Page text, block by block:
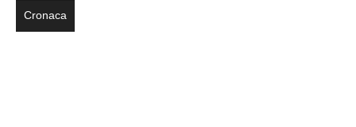
Cronaca